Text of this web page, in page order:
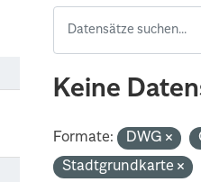
Keine
Formate: DWG
Stadtgrundkarte